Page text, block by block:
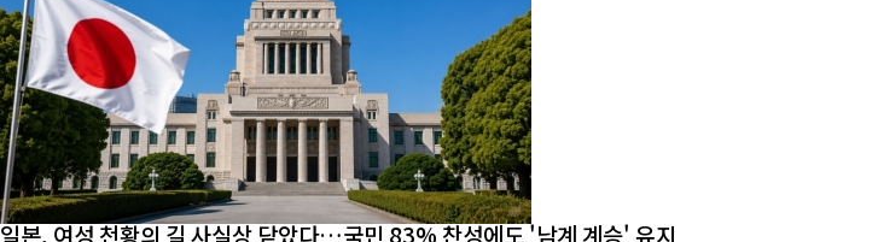
일본, 여성 천황의 길 사실상 닫았다…국민 83% 찬성에도 '남계 계승' 유지